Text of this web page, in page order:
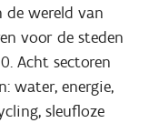
wereld van
voor de steden
Acht sectoren
water, energie,
sleufloze